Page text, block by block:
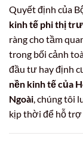
Quyết định của
kinh tế phi thị
ràng cho tầm
trong bối cảnh
đầu tư hay định
nền kinh tế của
Ngoài , chúng tôi
kịp thời để hỗ trợ